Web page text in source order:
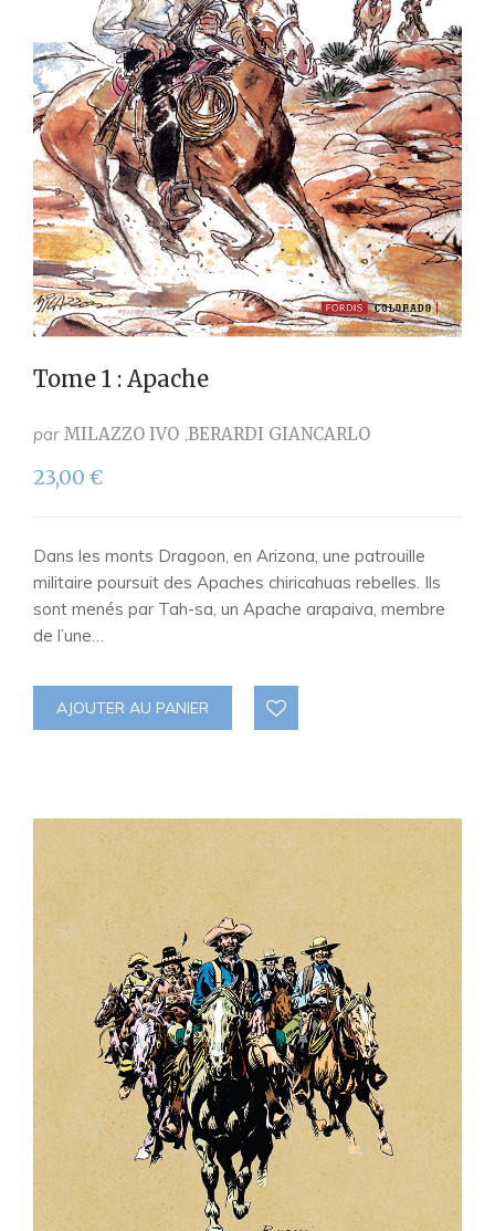
Tome 1 : Apache
par MILAZZO IVO BERARDI GIANCARLO
23,00 €
Dans les monts Dragoon, en Arizona, une patrouille
militaire poursuit des Apaches chiricahuas rebelles. Ils
sont menés par Tah-sa, un Apache arapaiva, membre
de l’une…
AJOUTER AU PANIER